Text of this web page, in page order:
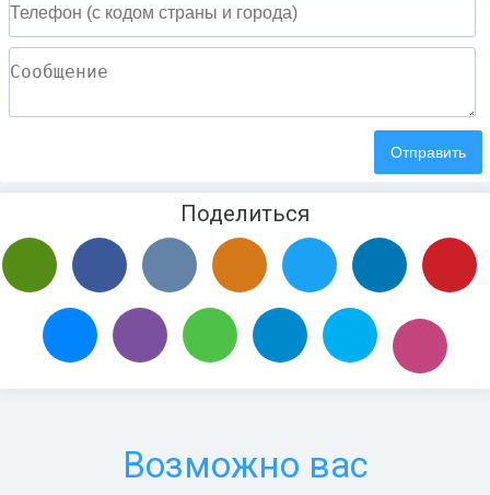
Поделиться
Возможно вас